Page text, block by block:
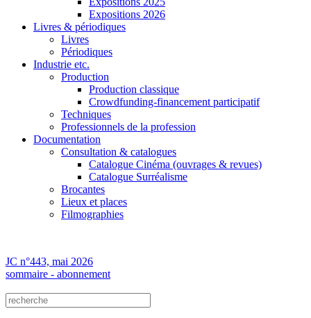
Expositions 2026
Livres & périodiques
Livres
Périodiques
Industrie etc.
Production
Production classique
Crowdfunding-financement participatif
Techniques
Professionnels de la profession
Documentation
Consultation & catalogues
Catalogue Cinéma (ouvrages & revues)
Catalogue Surréalisme
Brocantes
Lieux et places
Filmographies
JC n°443, mai 2026
sommaire - abonnement